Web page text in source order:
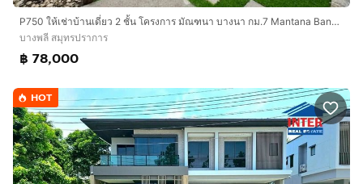
P750 ให้เช่าบ้านเดี่ยว 2 ชั้น โครงการ มัณฑนา บางนา กม.7 Mantana Bangna Km.7 ตกแต่งสวยพร้อมเข้าอยู่
บางพลี สมุทรปราการ
฿ 78,000
HOT